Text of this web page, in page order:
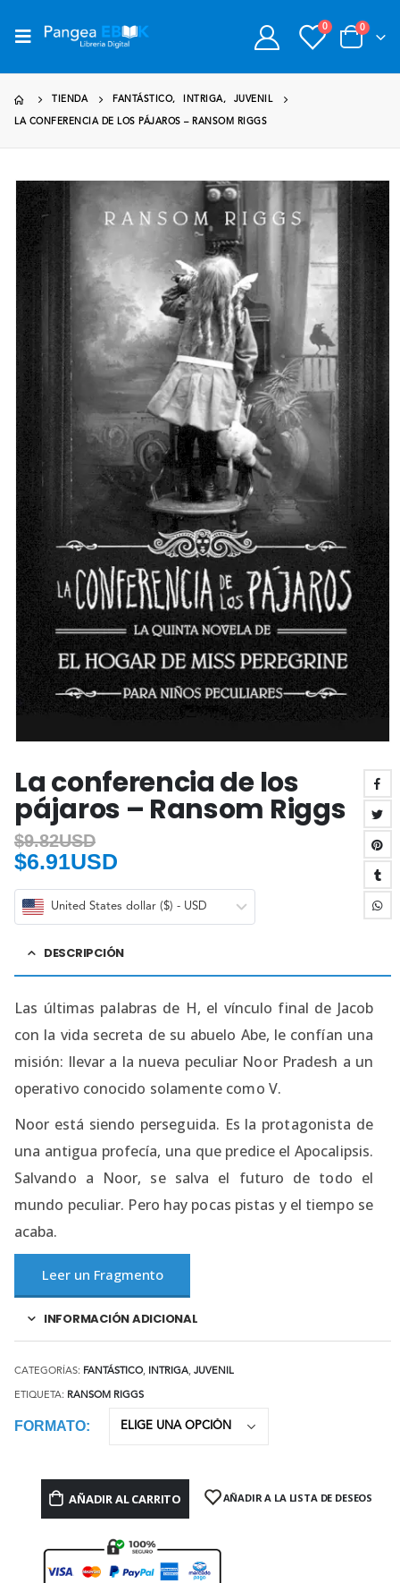
0 0
TIENDA FANTÁSTICO, INTRIGA, JUVENIL
LA CONFERENCIA DE LOS PÁJAROS – RANSOM RIGGS
La conferencia de los
pájaros – Ransom Riggs
$9.82USD
$6.91USD
United States dollar ($) - USD
DESCRIPCIÓN
Las últimas palabras de H, el vínculo final de Jacob
con la vida secreta de su abuelo Abe, le confían una
misión: llevar a la nueva peculiar Noor Pradesh a un
operativo conocido solamente como V.
Noor está siendo perseguida. Es la protagonista de
una antigua profecía, una que predice el Apocalipsis.
Salvando a Noor, se salva el futuro de todo el
mundo peculiar. Pero hay pocas pistas y el tiempo se
acaba.
Leer un Fragmento
INFORMACIÓN ADICIONAL
CATEGORÍAS: FANTÁSTICO, INTRIGA, JUVENIL
ETIQUETA: RANSOM RIGGS
FORMATO
AÑADIR AL CARRITO AÑADIR A LA LISTA DE DESEOS